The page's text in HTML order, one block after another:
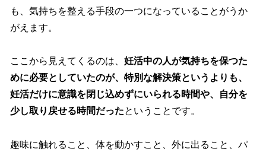
も、気持ちを整える手段の一つになっていることがうか
がえます。
ここから見えてくるのは、 妊活中の人が気持ちを保つた
めに必要としていたのが、特別な解決策というよりも、
妊活だけに意識を閉じ込めずにいられる時間や、自分を
少し取り戻せる時間だったということです。
趣味に触れること、体を動かすこと、外に出ること、パ